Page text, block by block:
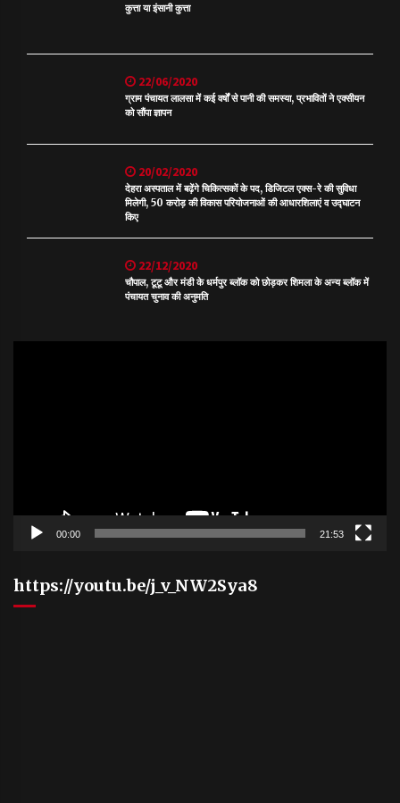
कुत्ता या इंसानी कुत्ता
22/06/2020
ग्राम पंचायत लालसा में कई वर्षों से पानी की समस्या, प्रभावितों ने एक्सीयन
को सौंपा ज्ञापन
20/02/2020
देहरा अस्पताल में बढ़ेंगे चिकित्सकों के पद, डिजिटल एक्स-रे की सुविधा
मिलेगी, 50 करोड़ की विकास परियोजनाओं की आधारशिलाएं व उद्घाटन
किए
22/12/2020
चौपाल, टूटू और मंडी के धर्मपुर ब्लॉक को छोड़कर शिमला के अन्य ब्लॉक में
पंचायत चुनाव की अनुमति
00:00 21:53
https://youtu.be/j_v_NW2Sya8